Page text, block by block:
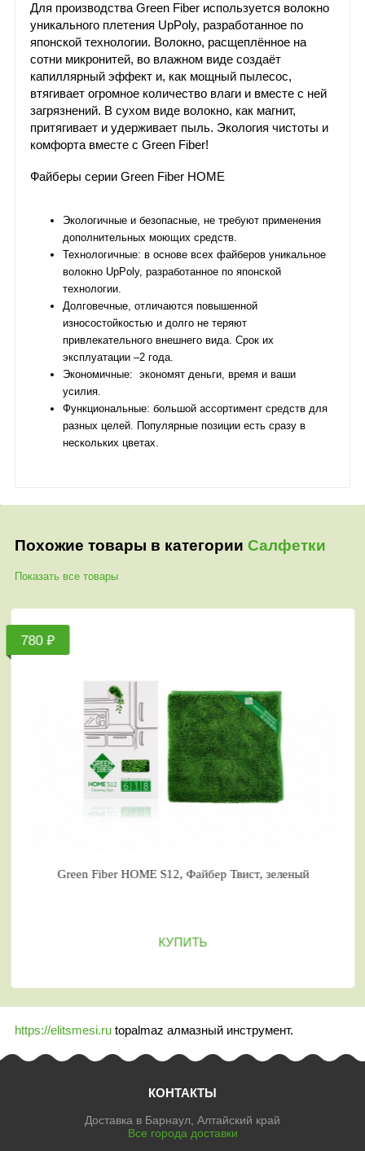
Для производства Green Fiber используется волокно
уникального плетения UpPoly, разработанное по
японской технологии. Волокно, расщеплённое на
сотни микронитей, во влажном виде создаёт
капиллярный эффект и, как мощный пылесос,
втягивает огромное количество влаги и вместе с ней
загрязнений. В сухом виде волокно, как магнит,
притягивает и удерживает пыль. Экология чистоты и
комфорта вместе с Green Fiber!
Файберы серии Green Fiber HOME
Экологичные и безопасные, не требуют применения
дополнительных моющих средств.
Технологичные: в основе всех файберов уникальное
волокно UpPoly, разработанное по японской
технологии.
Долговечные, отличаются повышенной
износостойкостью и долго не теряют
привлекательного внешнего вида. Срок их
эксплуатации –2 года.
Экономичные: экономят деньги, время и ваши
усилия.
Функциональные: большой ассортимент средств для
разных целей. Популярные позиции есть сразу в
нескольких цветах.
Похожие товары в категории Салфетки
Показать все товары
Green Fiber HOME S12, Файбер Твист, зеленый
КУПИТЬ
https://elitsmesi.ru topalmaz алмазный инструмент.
КОНТАКТЫ
Доставка в Барнаул, Алтайский край
Все города доставки